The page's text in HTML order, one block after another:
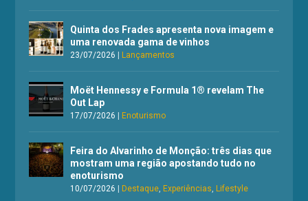
Quinta dos Frades apresenta nova imagem e
uma renovada gama de vinhos
23/07/2026 |Lançamentos
Moët Hennessy e Formula 1® revelam The
Out Lap
17/07/2026 |Enoturismo
Feira do Alvarinho de Monção: três dias que
mostram uma região apostando tudo no
enoturismo
10/07/2026 |Destaque ,Experiências ,Lifestyle